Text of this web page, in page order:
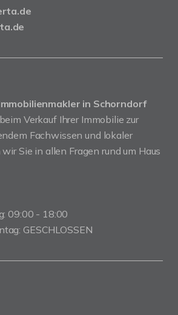
in Schorndorf
Verkauf Ihrer Immobilie zur
Fachwissen und lokaler
Sie in allen Fragen rund um Haus
09:00 - 18:00
GESCHLOSSEN